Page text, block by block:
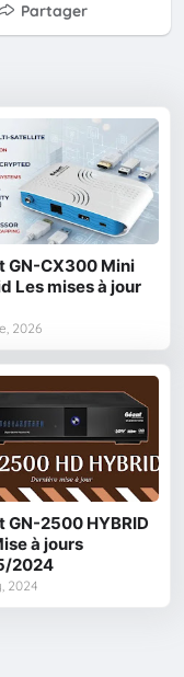
Partager
GN-CX300 Mini
Les mises à jour
2026
GN-2500 HYBRID
à jours
2024
2024